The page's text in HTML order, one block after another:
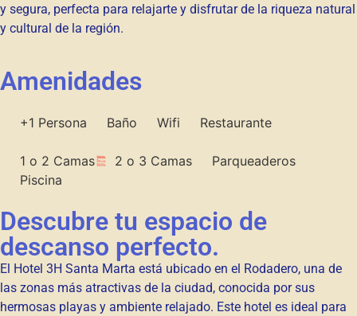
y segura, perfecta para relajarte y disfrutar de la riqueza natural
y cultural de la región.
Amenidades
+1 Persona Baño Wifi Restaurante
1 o 2 Camas 2 o 3 Camas
Parqueaderos
Piscina
Descubre tu espacio de
descanso perfecto.
El Hotel 3H Santa Marta está ubicado en el Rodadero, una de
las zonas más atractivas de la ciudad, conocida por sus
hermosas playas y ambiente relajado. Este hotel es ideal para